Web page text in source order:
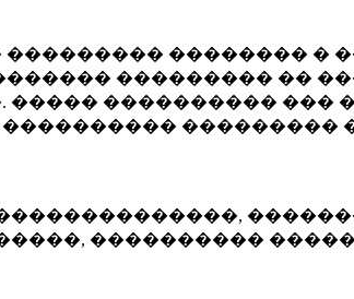
�������� �
��������� ��
���������� ���
���������
����������